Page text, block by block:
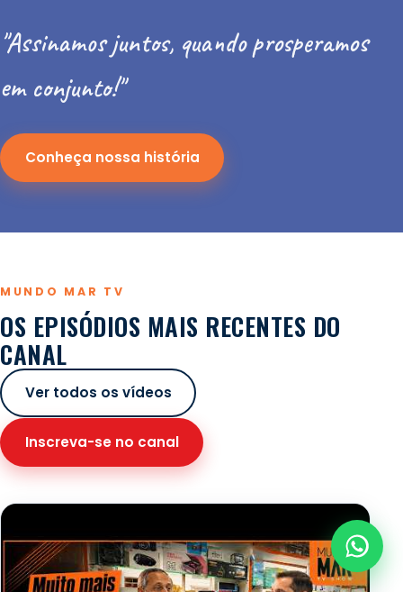
"Assinamos juntos, quando prosperamos
em conjunto!"
Conheça nossa história
MUNDO MAR TV
OS EPISÓDIOS MAIS RECENTES DO
CANAL
Ver todos os vídeos
Inscreva-se no canal